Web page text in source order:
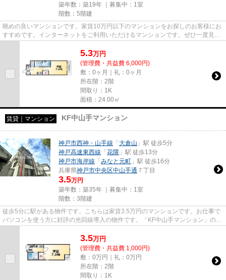
築年数：築19年 ｜募集中： 1室
階数：5階建
眺めの良いマンションです。家賃10万円以下のマンションをお探しのお客様にお
すすめです。インターネットをご利用いただけるマンションです。ぜひ一度見て
5.3万円
(管理費・共益費 6,000円)
敷：0ヶ月｜礼：0ヶ月
所在階：2階
間取り：1K
面積：24.00㎡
賃貸｜マンション KF中山手マンション
神戸市西神・山手線 「 大倉山 」駅 徒歩5分
神戸高速東西線 「 花隈 」駅 徒歩13分
神戸市海岸線 「 みなと元町 」駅 徒歩16分
兵庫県神戸市中央区中山手通 ７丁目
3.5万円
築年数：築35年 ｜募集中： 1室
階数：3階建
徒歩5分に駅がある物件です。こちらは家賃3.5万円のマンションです。お仕事で
パソコンを使う方に好評の光回線導入の物件です。「KF中山手マンション」のこ
3.5万円
(管理費・共益費 1,000円)
敷：0万円｜礼：0万円
所在階：2階
間取り：1K